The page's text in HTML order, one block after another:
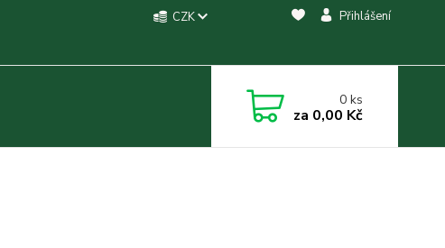
CZK Přihlášení
0ks
za 0,00 Kč